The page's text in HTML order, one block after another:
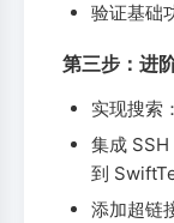
验证基础
第三步：进
实现搜索
集成
到
添加超链